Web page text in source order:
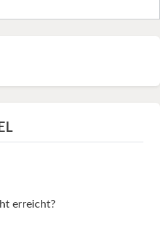
erreicht?